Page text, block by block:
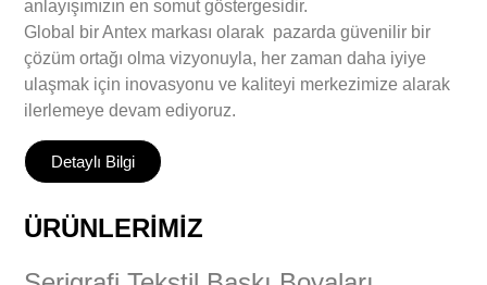
anlayışımızın en somut göstergesidir.
Global bir Antex markası olarak pazarda güvenilir bir
çözüm ortağı olma vizyonuyla, her zaman daha iyiye
ulaşmak için inovasyonu ve kaliteyi merkezimize alarak
ilerlemeye devam ediyoruz.
Detaylı Bilgi
ÜRÜNLERİMİZ